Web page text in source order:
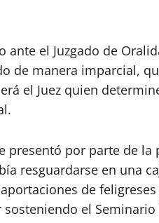
el Juzgado de
de manera imparcial,
el Juez quien
presentó por parte de la
resguardarse en una
de
el Seminario